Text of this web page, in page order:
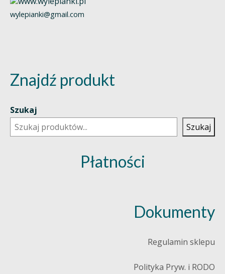
wylepianki@gmail.com
Znajdź produkt
Szukaj
Szukaj
Płatności
Dokumenty
Regulamin sklepu
Polityka Pryw. i RODO